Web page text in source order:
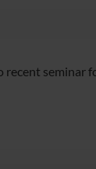
recent seminar